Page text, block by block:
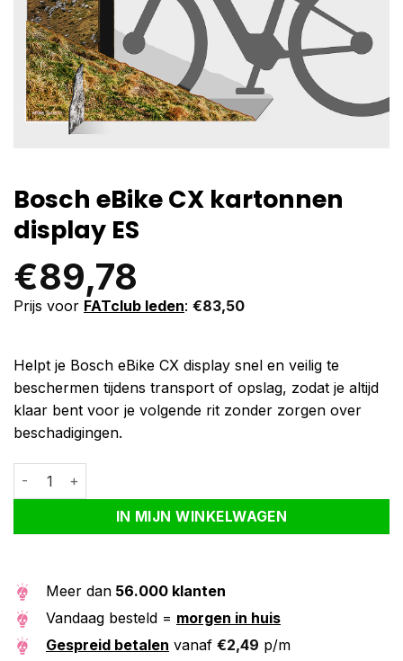
Bosch eBike CX kartonnen
display ES
€89,78
Prijs voor FATclub leden: €83,50
Helpt je Bosch eBike CX display snel en veilig te
beschermen tijdens transport of opslag, zodat je altijd
klaar bent voor je volgende rit zonder zorgen over
beschadigingen.
Bosch eBike CX kartonnen display ES aantal
IN MIJN WINKELWAGEN
Alternative:
Meer dan 56.000 klanten
Vandaag besteld = morgen in huis
Gespreid betalen vanaf €2,49 p/m